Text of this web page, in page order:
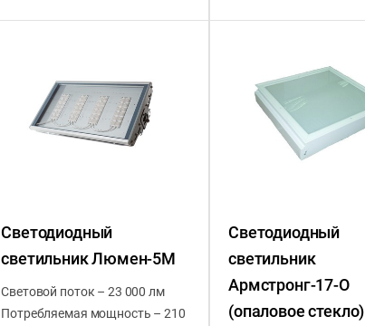
Светодиодный
светильник Люмен-5М
Световой поток – 23 000 лм
Потребляемая мощность – 210
Светодиодный
светильник
Армстронг-17-О
(опаловое стекло)